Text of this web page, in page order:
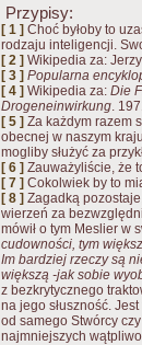
Przypisy:
[ 1 ] Choć byłoby to
rodzaju inteligencji.
[ 2 ] Wikipedia za:
[ 3 ] Popularna
[ 4 ] Wikipedia za: Die
Drogeneinwirkung.
[ 5 ] Za każdym razem
obecnej w naszym
mogliby służyć za
[ 6 ] Zauważyliście, że
[ 7 ] Cokolwiek by to
[ 8 ] Zagadką
wierzeń za
mówił o tym Meslier w
cudowności, tym
Im bardziej rzeczy są
większą -jak sobie
z bezkrytycznego
na jego słuszność.
od samego Stwórcy
najmniejszych